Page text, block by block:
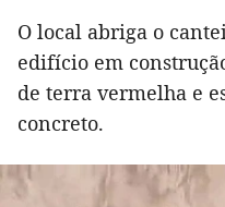
O local abriga o
edifício em
de terra vermelha e
concreto.